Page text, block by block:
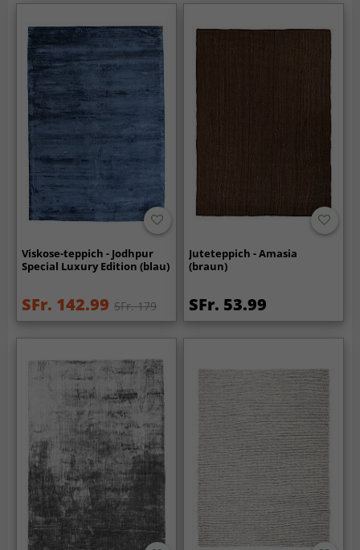
Viskose-teppich - Jodhpur
Special Luxury Edition (blau)
SFr. 142.99 SFr. 179
Juteteppich - Amasia
(braun)
SFr. 53.99